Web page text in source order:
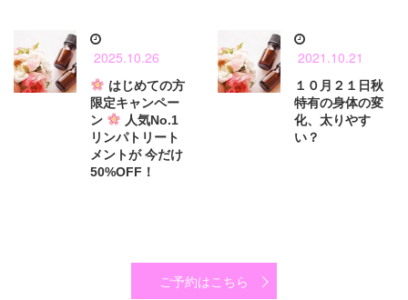
2025.10.26
はじめての方
限定キャンペー
ン
人気No.1
リンパトリート
メントが 今だけ
50%OFF！
2021.10.21
１０月２１日秋
特有の身体の変
化、太りやす
い？
ご予約はこちら